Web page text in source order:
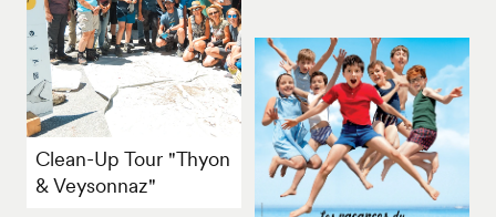
Clean-Up Tour "Thyon
& Veysonnaz"